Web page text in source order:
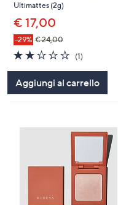
Ultimattes (2g)
€ 17,00
-29% € 24,00
2.0
of
Stars
(1)1
Aggiungi al carrello